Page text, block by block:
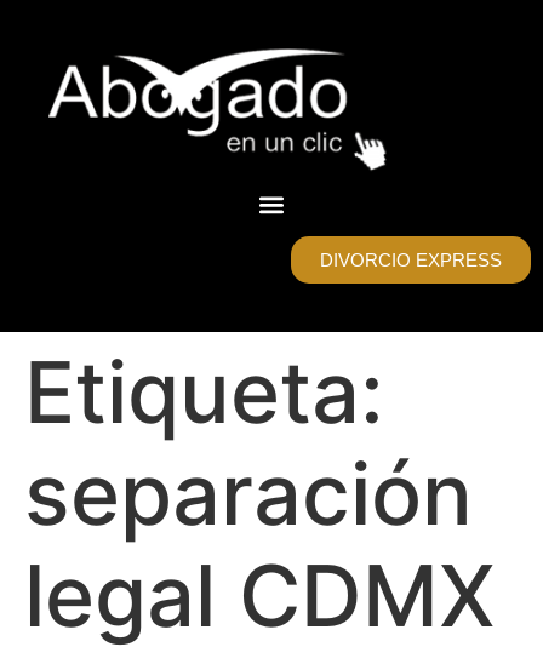
DIVORCIO EXPRESS
Etiqueta:
separación
legal CDMX